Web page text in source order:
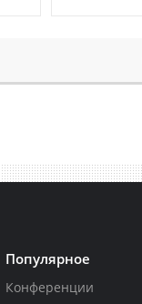
Популярное
Конференции